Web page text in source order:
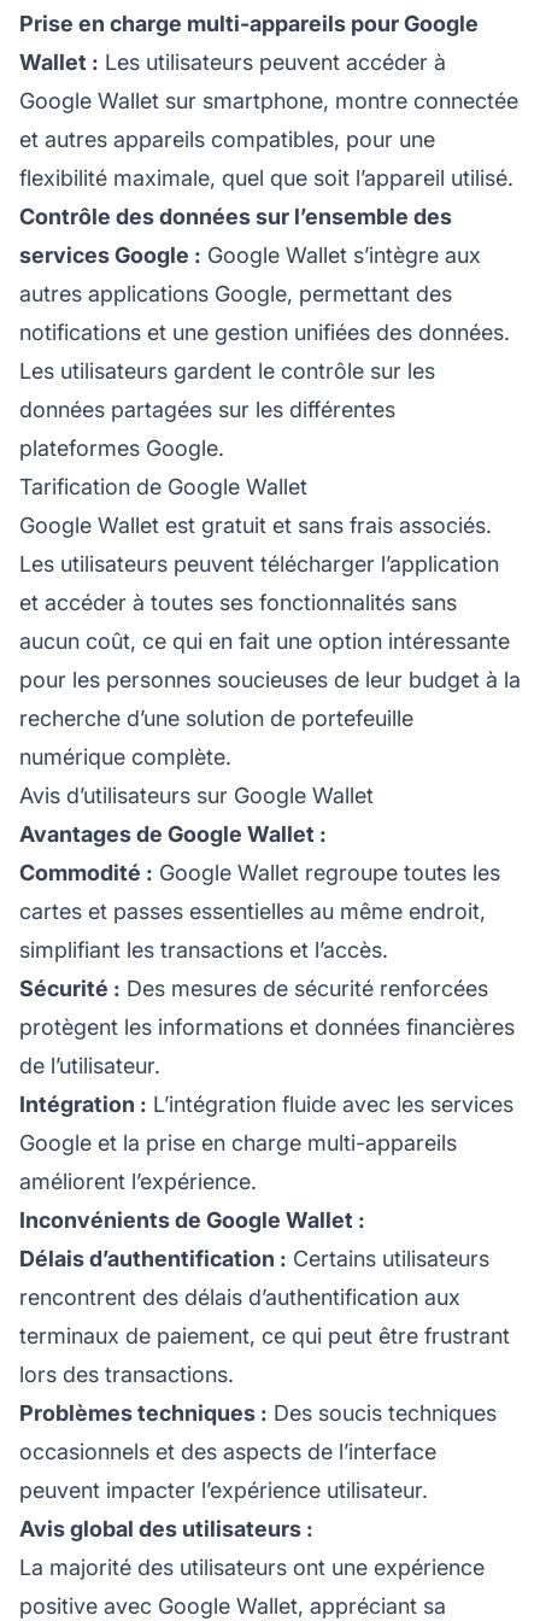
Prise en charge multi-appareils pour Google
Wallet : Les utilisateurs peuvent accéder à
Google Wallet sur smartphone, montre connectée
et autres appareils compatibles, pour une
flexibilité maximale, quel que soit l’appareil utilisé.
Contrôle des données sur l’ensemble des
services Google : Google Wallet s’intègre aux
autres applications Google, permettant des
notifications et une gestion unifiées des données.
Les utilisateurs gardent le contrôle sur les
données partagées sur les différentes
plateformes Google.
Tarification de Google Wallet
Google Wallet est gratuit et sans frais associés.
Les utilisateurs peuvent télécharger l’application
et accéder à toutes ses fonctionnalités sans
aucun coût, ce qui en fait une option intéressante
pour les personnes soucieuses de leur budget à la
recherche d’une solution de portefeuille
numérique complète.
Avis d’utilisateurs sur Google Wallet
Avantages de Google Wallet :
Commodité : Google Wallet regroupe toutes les
cartes et passes essentielles au même endroit,
simplifiant les transactions et l’accès.
Sécurité : Des mesures de sécurité renforcées
protègent les informations et données financières
de l’utilisateur.
Intégration : L’intégration fluide avec les services
Google et la prise en charge multi-appareils
améliorent l’expérience.
Inconvénients de Google Wallet :
Délais d’authentification : Certains utilisateurs
rencontrent des délais d’authentification aux
terminaux de paiement, ce qui peut être frustrant
lors des transactions.
Problèmes techniques : Des soucis techniques
occasionnels et des aspects de l’interface
peuvent impacter l’expérience utilisateur.
Avis global des utilisateurs :
La majorité des utilisateurs ont une expérience
positive avec Google Wallet, appréciant sa